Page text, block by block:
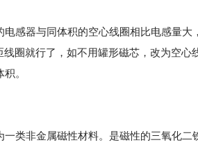
感器与同体积的空心线圈相比电感量
圈就行了，如不用罐形磁芯，改为空
。
类非金属磁性材料。是磁性的三氧化